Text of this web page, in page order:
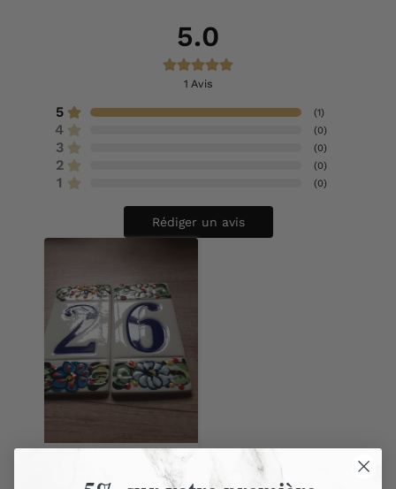
5.0
1 Avis
5 (1)
4 (0)
3 (0)
2 (0)
1 (0)
Rédiger un avis